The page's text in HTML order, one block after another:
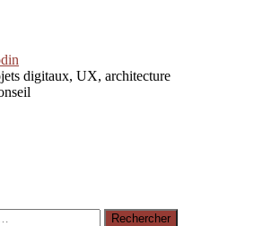
digitaux, UX, architecture